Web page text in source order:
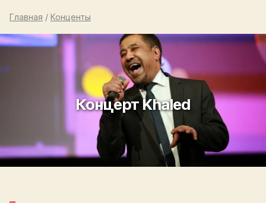
Главная / Конценты
Концерт Khaled